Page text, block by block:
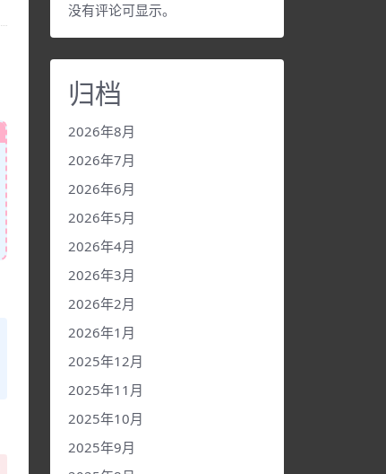
没有评论可显示。
归档
2026年8月
2026年7月
2026年6月
2026年5月
2026年4月
2026年3月
2026年2月
2026年1月
2025年12月
2025年11月
2025年10月
2025年9月